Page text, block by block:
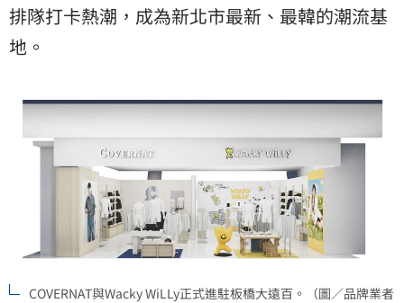
排隊打卡熱潮，成為新北市最新、最韓的潮流基
地。
COVERNAT與Wacky WiLLy正式進駐板橋大遠百。（圖／品牌業者